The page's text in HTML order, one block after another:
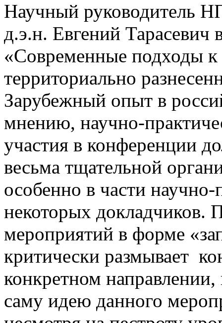
Научный руководитель
д.э.н. Евгений Тарасевич
«Современные подходы
территориально
Зарубежный опыт в
мнению, научно-
участия в конференции
весьма тщательной
особенно в части
некоторых докладчиков.
мероприятий в форме
критически размывает
конкретном
саму идею данного